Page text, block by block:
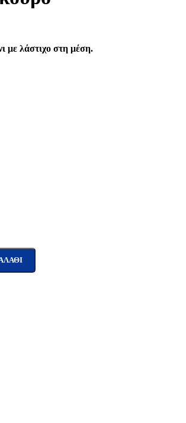
με λάστιχο στη μέση.